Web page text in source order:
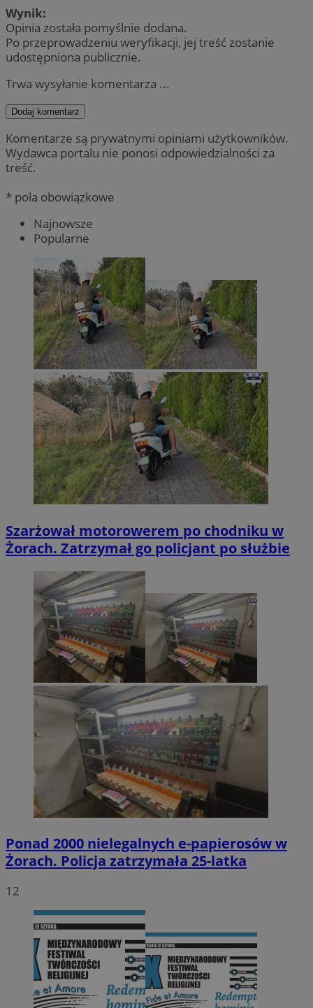
Wynik:
Opinia została pomyślnie dodana.
Po przeprowadzeniu weryfikacji, jej treść zostanie
udostępniona publicznie.
Trwa wysyłanie komentarza ...
Dodaj komentarz
Komentarze są prywatnymi opiniami użytkowników.
Wydawca portalu nie ponosi odpowiedzialności za
treść.
* pola obowiązkowe
Najnowsze
Popularne
Szarżował motorowerem po chodniku w
Żorach. Zatrzymał go policjant po służbie
Ponad 2000 nielegalnych e-papierosów w
Żorach. Policja zatrzymała 25-latka
12